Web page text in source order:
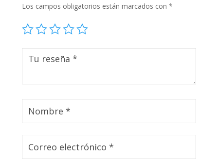
Los campos obligatorios están marcados con *